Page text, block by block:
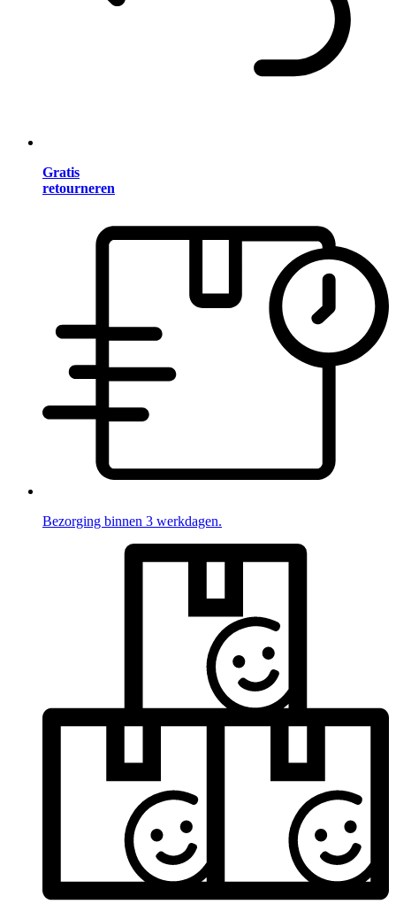
Gratis
retourneren
Bezorging binnen 3 werkdagen.